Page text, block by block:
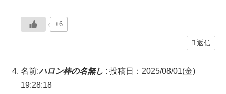
+6
返信
名前:ハロン棒の名無し : 投稿日：2025/08/01(金)
19:28:18